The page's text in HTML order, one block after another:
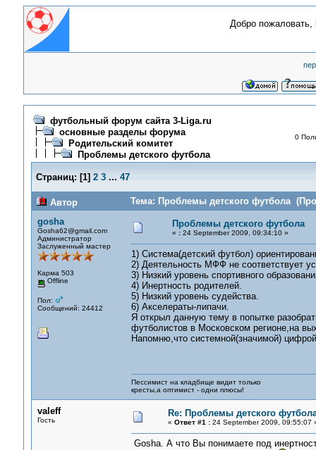
Добро пожаловать,
футбольный форум сайта 3-Liga.ru
основные разделы форума
Родительский комитет
Проблемы детского футбола
0
Страниц: [1] 2 3 ... 47
Автор
Тема: Проблемы детского футбола
gosha
Gosha62@gmail.com
Администратор
Заслуженный мастер
Карма 503
Offline
Пол:
Сообщений: 24412
Проблемы детского футбола
« :24 September 2009, 09:34:10 »
1) Система(детский футбол)
2) Деятельность МФФ не соответствует
3) Низкий уровень спортивного
4) Инертность родителей.
5) Низкий уровень судейства.
6) Акселераты-липачи.
Я открыл данную тему в попытке
футболистов в Московском регионе,на
Напомню,что системной(значимой)
Пессимист на кладбище видит только
кресты,а оптимист - одни плюсы!
valeff
Гость
Re: Проблемы детского
« Ответ #1 :24 September 2009, 09:55:07
Gosha. А что Вы понимаете под